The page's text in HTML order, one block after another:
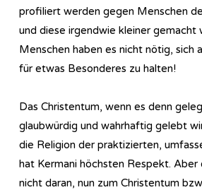
profiliert werden gegen Menschen
und diese irgendwie kleiner gemacht
Menschen haben es nicht nötig, sich
für etwas Besonderes zu halten!
Das Christentum, wenn es denn
glaubwürdig und wahrhaftig gelebt
die Religion der praktizierten,
hat Kermani höchsten Respekt.
nicht daran, nun zum Christentum